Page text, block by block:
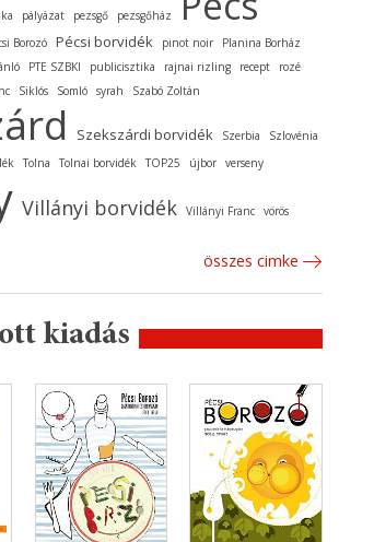
pályázat pezsgő pezsgőház
Borozó Pécsi borvidék pinot noir
Planina Borház
PTE SZBKI publicisztika rajnai rizling recept
rozé
Siklós Somló syrah Szabó Zoltán
Szekszárdi borvidék Szerbia Szlovénia
Tolna Tolnai borvidék TOP25 újbor verseny
Villányi borvidék Villányi Franc vörös
összes cimke
kiadás